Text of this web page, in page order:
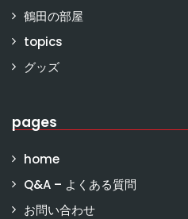
鶴田の部屋
topics
グッズ
pages
home
Q&A – よくある質問
お問い合わせ